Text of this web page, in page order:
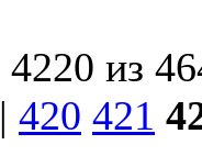
из
| 420 421